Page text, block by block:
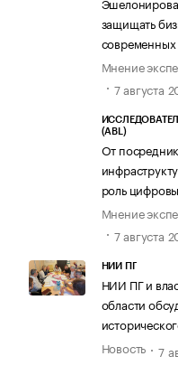
защищать
современных
Мнение
7 августа
(ABL)
От
роль
Мнение
7 августа
НИИ ПГ
НИИ ПГ и
области
Новость
7